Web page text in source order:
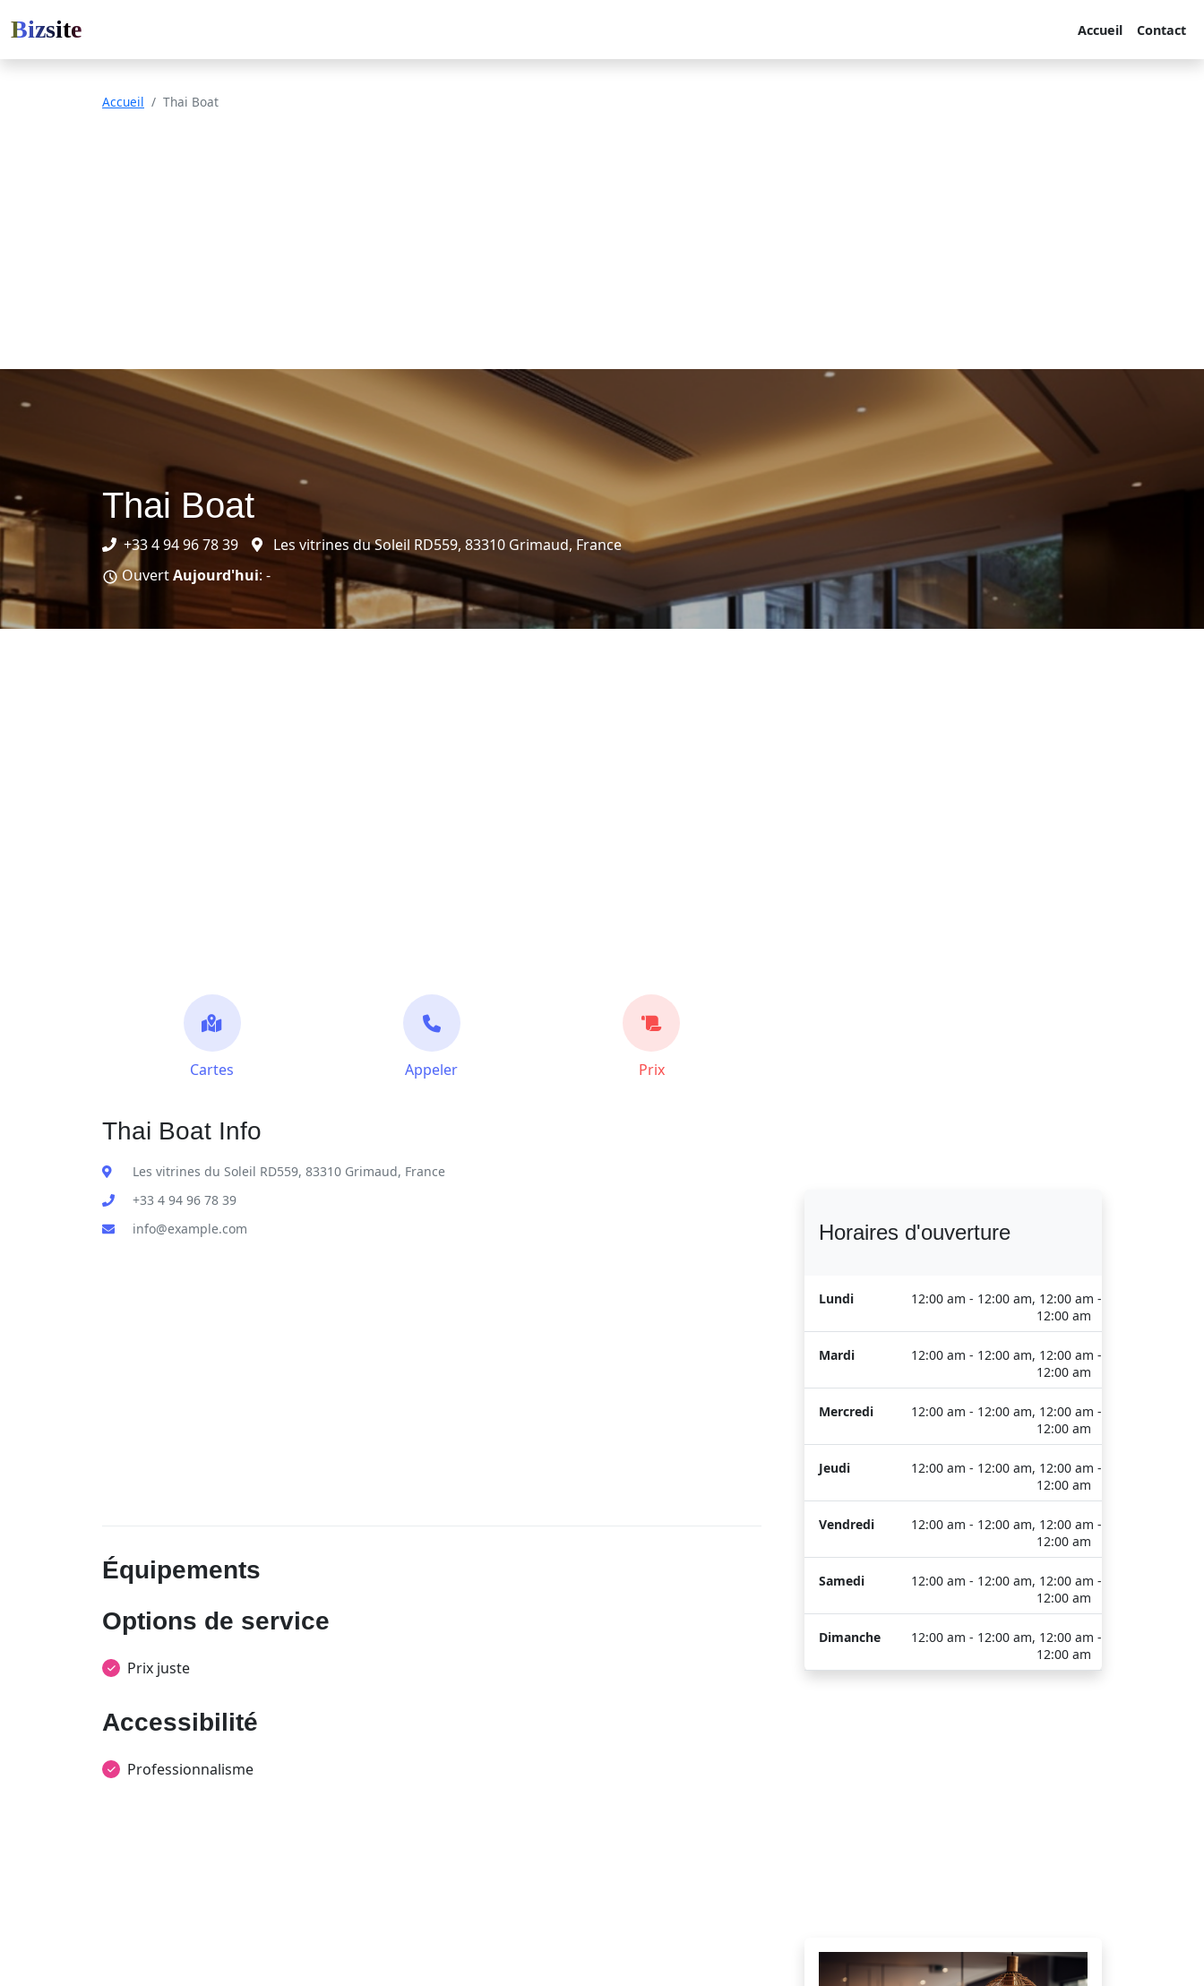
Bizsite Accueil Contact
Accueil Thai Boat
Thai Boat
+33 4 94 96 78 39
Les vitrines du Soleil RD559, 83310 Grimaud, France
OuvertAujourd'hui: -
Cartes Appeler Prix
Thai Boat Info
Les vitrines du Soleil RD559, 83310 Grimaud, France
+33 4 94 96 78 39
info@example.com
Équipements
Options de service
Prix juste
Accessibilité
Professionnalisme
Horaires d'ouverture
Lundi
12:00 am - 12:00 am, 12:00 am -
12:00 am
Mardi
12:00 am - 12:00 am, 12:00 am -
12:00 am
Mercredi
12:00 am - 12:00 am, 12:00 am -
12:00 am
Jeudi
12:00 am - 12:00 am, 12:00 am -
12:00 am
Vendredi
12:00 am - 12:00 am, 12:00 am -
12:00 am
Samedi
12:00 am - 12:00 am, 12:00 am -
12:00 am
Dimanche
12:00 am - 12:00 am, 12:00 am -
12:00 am